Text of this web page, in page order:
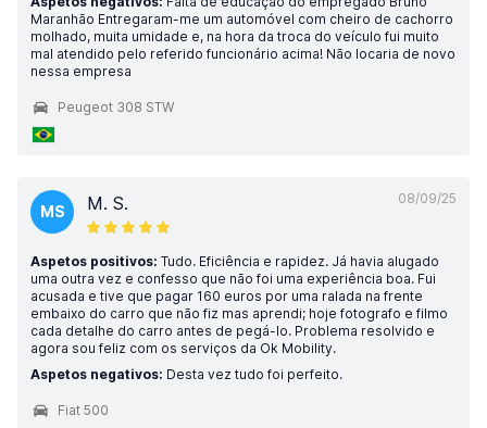
Maranhão Entregaram-me um automóvel com cheiro de cachorro
molhado, muita umidade e, na hora da troca do veículo fui muito
mal atendido pelo referido funcionário acima! Não locaria de novo
nessa empresa
Peugeot 308 STW
08/09/25
MS M. S.
Aspetos positivos: Tudo. Eficiência e rapidez. Já havia alugado
uma outra vez e confesso que não foi uma experiência boa. Fui
acusada e tive que pagar 160 euros por uma ralada na frente
embaixo do carro que não fiz mas aprendi; hoje fotografo e filmo
cada detalhe do carro antes de pegá-lo. Problema resolvido e
agora sou feliz com os serviços da Ok Mobility.
Aspetos negativos: Desta vez tudo foi perfeito.
Fiat 500